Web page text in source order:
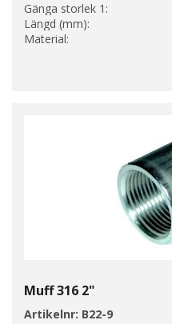
Gänga storlek 1:
Längd (mm):
Material:
Muff 316 2"
Artikelnr: B22-9